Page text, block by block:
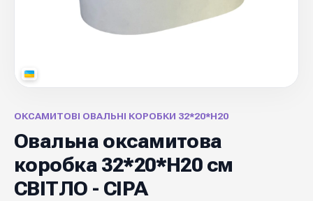
ОКСАМИТОВІ ОВАЛЬНІ КОРОБКИ 32*20*Н20
Овальна оксамитова
коробка 32*20*Н20 см
СВІТЛО - СІРА